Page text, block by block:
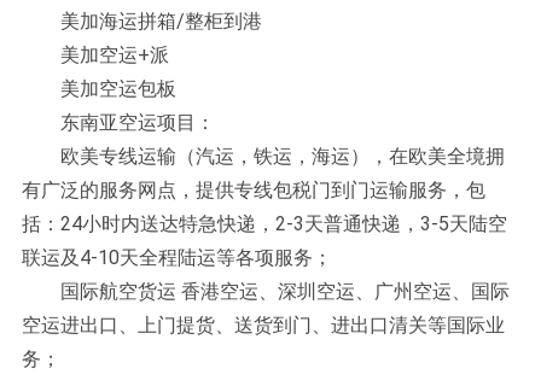
美加海运拼箱/整柜到港
美加空运+派
美加空运包板
东南亚空运项目：
欧美专线运输（汽运，铁运，海运），在欧美全境拥
有广泛的服务网点，提供专线包税门到门运输服务，包
括：24小时内送达特急快递，2-3天普通快递，3-5天陆空
联运及4-10天全程陆运等各项服务；
国际航空货运 香港空运、深圳空运、广州空运、国际
空运进出口、上门提货、送货到门、进出口清关等国际业
务；